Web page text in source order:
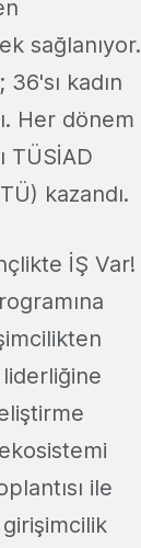
sağlanıyor.
kadın
Her dönem
TÜSİAD
kazandı.
İŞ Var!
ile